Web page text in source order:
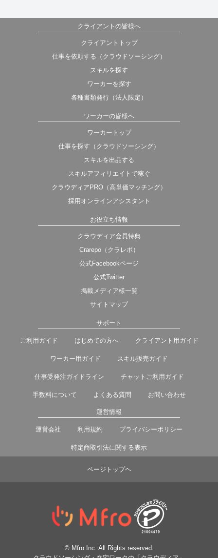
クライアントの皆様へ
クライアントトップ
仕事を依頼する（クラウドソーシング）
スキルを探す
ワーカーを探す
各種書類発行（法人限定）
ワーカーの皆様へ
ワーカートップ
仕事を探す（クラウドソーシング）
スキルを出品する
スキルアフィリエイトで稼ぐ
クラウディアPRO（高単価マッチング）
採用オンラインアシスタント
お役立ち情報
クラウディア会員特典
Crarepo（クラレポ）
公式Facebookページ
公式Twitter
掲載メディア様一覧
サイトマップ
サポート
ご利用ガイド はじめての方へ クライアント用ガイド
ワーカー用ガイド スキル販売ガイド
仕事受発注ガイドライン チャットご利用ガイド
手数料について よくある質問 お問い合わせ
運営情報
運営会社 利用規約 プライバシーポリシー
特定商取引法に関する表示
ページトップヘ
© Mfro Inc. All Rights reserved.